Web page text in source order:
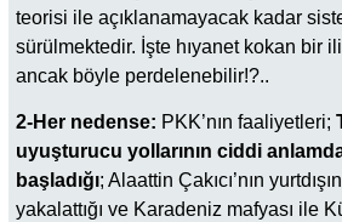
teorisi ile açıklanamayacak kadar
sürülmektedir. İşte hıyanet kokan bir
ancak böyle perdelenebilir!?..
2-Her nedense: PKK’nın faaliyetleri;
uyuşturucu yollarının ciddi
başladığı; Alaattin Çakıcı’nın
yakalattığı ve Karadeniz mafyası ile